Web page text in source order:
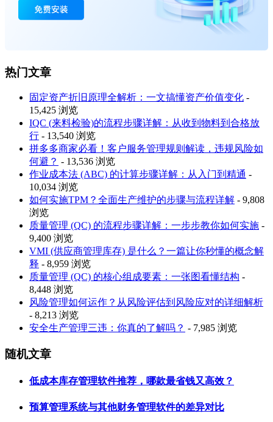
热门文章
固定资产折旧原理全解析：一文搞懂资产价值变化 -
15,425 浏览
IQC (来料检验)的流程步骤详解：从收到物料到合格放
行 - 13,540 浏览
拼多多商家必看！客户服务管理规则解读，违规风险如
何避？ - 13,536 浏览
作业成本法 (ABC) 的计算步骤详解：从入门到精通 -
10,034 浏览
如何实施TPM？全面生产维护的步骤与流程详解 - 9,808
浏览
质量管理 (QC) 的流程步骤详解：一步步教你如何实施 -
9,400 浏览
VMI (供应商管理库存) 是什么？一篇让你秒懂的概念解
释 - 8,959 浏览
质量管理 (QC) 的核心组成要素：一张图看懂结构 -
8,448 浏览
风险管理如何运作？从风险评估到风险应对的详细解析
- 8,213 浏览
安全生产管理三违：你真的了解吗？ - 7,985 浏览
随机文章
低成本库存管理软件推荐，哪款最省钱又高效？
预算管理系统与其他财务管理软件的差异对比